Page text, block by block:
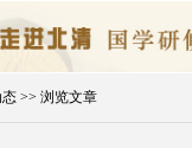
>> 浏览文章